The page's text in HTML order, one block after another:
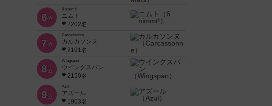
6位
6 nimmt!
ニムト
2202名
7位
Carcassonne
カルカソンヌ
2191名
8位
Wingspan
ウイングスパン
2150名
9位
Azul
アズール
1903名